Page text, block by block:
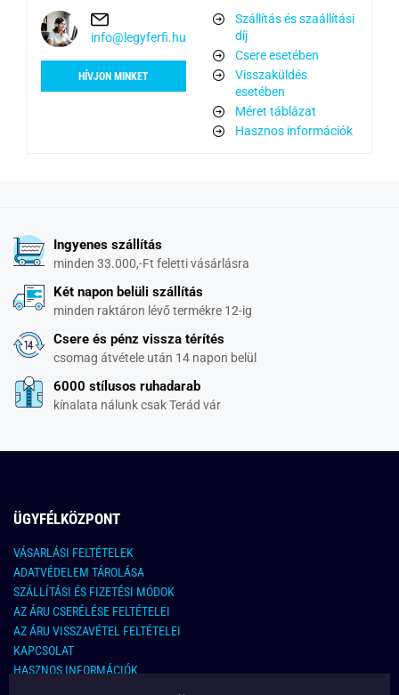
info@legyferfi.hu
HÍVJON MINKET
Szállítás és szaállítási
díj
Csere esetében
Visszaküldés
esetében
Méret táblázat
Hasznos információk
Ingyenes szállítás
minden 33.000,-Ft feletti vásárlásra
Két napon belüli szállítás
minden raktáron lévő termékre 12-ig
Csere és pénz vissza térítés
csomag átvétele után 14 napon belül
6000 stílusos ruhadarab
kínalata nálunk csak Terád vár
ÜGYFÉLKÖZPONT
VÁSARLÁSI FELTÉTELEK
ADATVÉDELEM TÁROLÁSA
SZÁLLÍTÁSI ÉS FIZETÉSI MÓDOK
AZ ÁRU CSERÉLÉSE FELTÉTELEI
AZ ÁRU VISSZAVÉTEL FELTÉTELEI
KAPCSOLAT
HASZNOS INFORMÁCIÓK